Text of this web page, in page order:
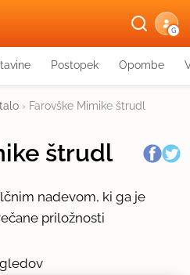
G
Postopek Opombe
› Farovške Mimike štrudl
štrudl
nadevom, ki ga je
priložnosti